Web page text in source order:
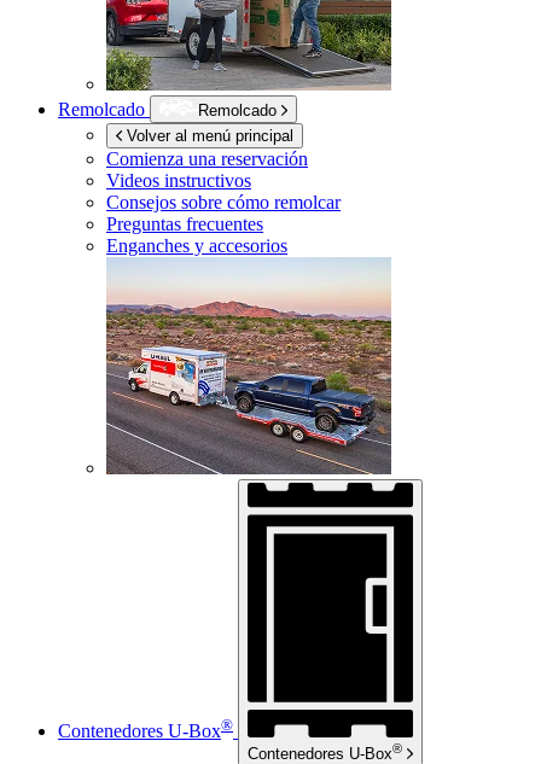
Remolcado
Remolcado
Volver al menú principal
Comienza una reservación
Videos instructivos
Consejos sobre cómo remolcar
Preguntas frecuentes
Enganches y accesorios
Contenedores U-Box®
Contenedores U-Box®